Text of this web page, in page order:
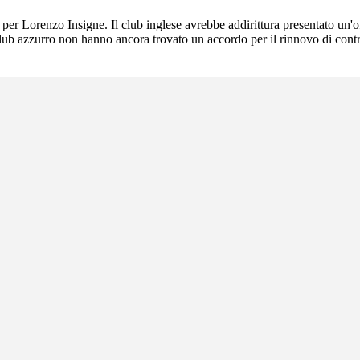
Lorenzo Insigne. Il club inglese avrebbe addirittura presentato
azzurro non hanno ancora trovato un accordo per il rinnovo di